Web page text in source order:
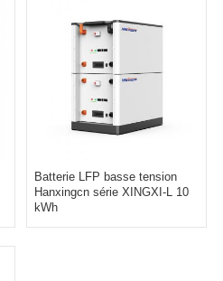
Batterie LFP basse tension
Hanxingcn série XINGXI-L 10
kWh